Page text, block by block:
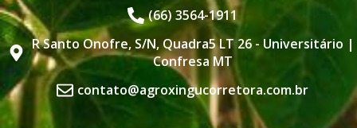
(66) 3564-1911
R Santo Onofre, S/N, Quadra5 LT 26 - Universitário |
Confresa MT
contato@agroxingucorretora.com.br